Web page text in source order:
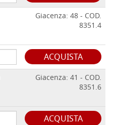
Giacenza: 48 - COD.
8351.4
ACQUISTA
Giacenza: 41 - COD.
8351.6
ACQUISTA